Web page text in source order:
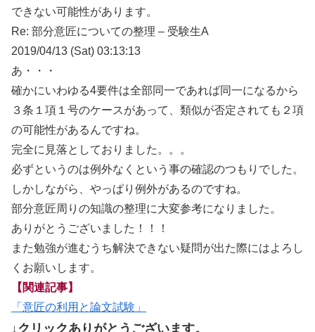
できない可能性があります。
Re: 部分意匠についての整理 – 受験生A
2019/04/13 (Sat) 03:13:13
あ・・・
確かにいわゆる4要件は全部同一であれば同一になるから
３条１項１号のケースがあって、類似が否定されても２項
の可能性があるんですね。
完全に見落としておりました。。。
必ずというのは例外なくという事の確認のつもりでした。
しかしながら、やっぱり例外があるのですね。
部分意匠周りの知識の整理に大変参考になりました。
ありがとうございました！！！
また勉強が進むうち解決できない疑問が出た際にはよろし
くお願いします。
【関連記事】
「意匠の利用と論文試験」
↓クリックありがとうございます。